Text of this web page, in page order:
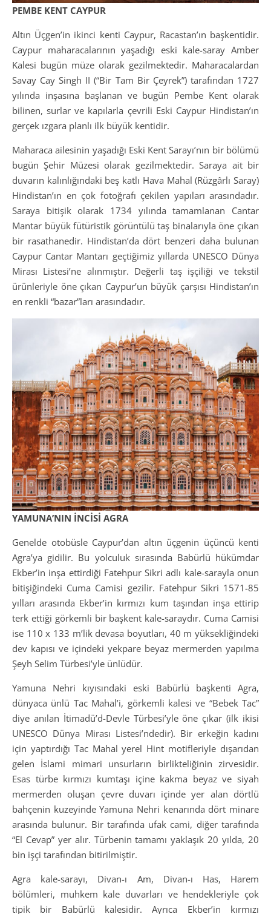
PEMBE KENT CAYPUR
Altın Üçgen’in ikinci kenti Caypur, Racastan’ın başkentidir.
Caypur maharacalarının yaşadığı eski kale-saray Amber
Kalesi bugün müze olarak gezilmektedir. Maharacalardan
Savay Cay Singh II (“Bir Tam Bir Çeyrek”) tarafından 1727
yılında inşasına başlanan ve bugün Pembe Kent olarak
bilinen, surlar ve kapılarla çevrili Eski Caypur Hindistan’ın
gerçek ızgara planlı ilk büyük kentidir.
Maharaca ailesinin yaşadığı Eski Kent Sarayı’nın bir bölümü
bugün Şehir Müzesi olarak gezilmektedir. Saraya ait bir
duvarın kalınlığındaki beş katlı Hava Mahal (Rüzgârlı Saray)
Hindistan’ın en çok fotoğrafı çekilen yapıları arasındadır.
Saraya bitişik olarak 1734 yılında tamamlanan Cantar
Mantar büyük fütüristik görüntülü taş binalarıyla öne çıkan
bir rasathanedir. Hindistan’da dört benzeri daha bulunan
Caypur Cantar Mantarı geçtiğimiz yıllarda UNESCO Dünya
Mirası Listesi’ne alınmıştır. Değerli taş işçiliği ve tekstil
ürünleriyle öne çıkan Caypur’un büyük çarşısı Hindistan’ın
en renkli “bazar”ları arasındadır.
YAMUNA’NIN İNCİSİ AGRA
Genelde otobüsle Caypur’dan altın üçgenin üçüncü kenti
Agra’ya gidilir. Bu yolculuk sırasında Babürlü hükümdar
Ekber’in inşa ettirdiği Fatehpur Sikri adlı kale-sarayla onun
bitişiğindeki Cuma Camisi gezilir. Fatehpur Sikri 1571-85
yılları arasında Ekber’in kırmızı kum taşından inşa ettirip
terk ettiği görkemli bir başkent kale-saraydır. Cuma Camisi
ise 110 x 133 m’lik devasa boyutları, 40 m yüksekliğindeki
dev kapısı ve içindeki yekpare beyaz mermerden yapılma
Şeyh Selim Türbesi’yle ünlüdür.
Yamuna Nehri kıyısındaki eski Babürlü başkenti Agra,
dünyaca ünlü Tac Mahal’i, görkemli kalesi ve “Bebek Tac”
diye anılan İtimadü’d-Devle Türbesi’yle öne çıkar (ilk ikisi
UNESCO Dünya Mirası Listesi’ndedir). Bir erkeğin kadını
için yaptırdığı Tac Mahal yerel Hint motifleriyle dışarıdan
gelen İslami mimari unsurların birlikteliğinin zirvesidir.
Esas türbe kırmızı kumtaşı içine kakma beyaz ve siyah
mermerden oluşan çevre duvarı içinde yer alan dörtlü
bahçenin kuzeyinde Yamuna Nehri kenarında dört minare
arasında bulunur. Bir tarafında ufak cami, diğer tarafında
“El Cevap” yer alır. Türbenin tamamı yaklaşık 20 yılda, 20
bin işçi tarafından bitirilmiştir.
Agra kale-sarayı, Divan-ı Am, Divan-ı Has, Harem
bölümleri, muhkem kale duvarları ve hendekleriyle çok
tipik bir Babürlü kalesidir. Ayrıca Ekber’in kırmızı